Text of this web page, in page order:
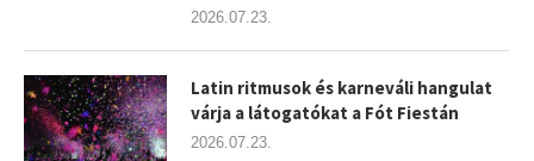
2026.07.23.
Latin ritmusok és karneváli hangulat
várja a látogatókat a Fót Fiestán
2026.07.23.